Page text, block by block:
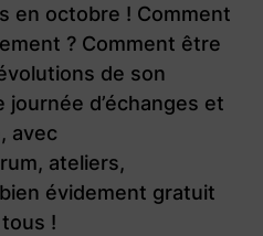
en octobre ! Comment
? Comment être
de son
d’échanges et
avec
ateliers,
évidement gratuit
!